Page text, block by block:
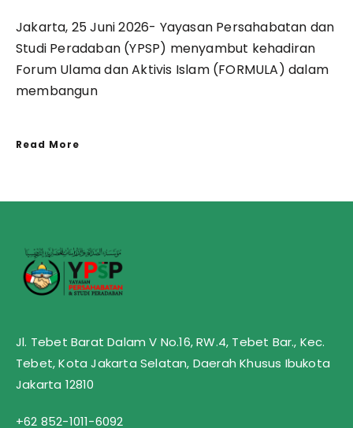
Jakarta, 25 Juni 2026- Yayasan Persahabatan dan
Studi Peradaban (YPSP) menyambut kehadiran
Forum Ulama dan Aktivis Islam (FORMULA) dalam
membangun
Read More
Jl. Tebet Barat Dalam V No.16, RW.4, Tebet Bar., Kec.
Tebet, Kota Jakarta Selatan, Daerah Khusus Ibukota
Jakarta 12810
+62 852-1011-6092